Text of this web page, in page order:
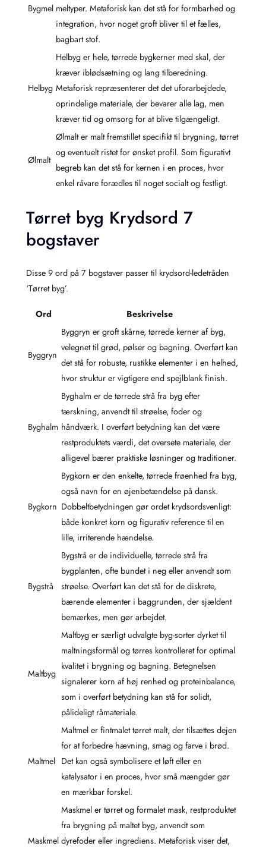
Bygmel meltyper. Metaforisk kan det stå for formbarhed og
integration, hvor noget groft bliver til et fælles,
bagbart stof.
Helbyg
Helbyg er hele, tørrede bygkerner med skal, der
kræver iblødsætning og lang tilberedning.
Metaforisk repræsenterer det det uforarbejdede,
oprindelige materiale, der bevarer alle lag, men
kræver tid og omsorg for at blive tilgængeligt.
Ølmalt
Ølmalt er malt fremstillet specifikt til brygning, tørret
og eventuelt ristet for ønsket profil. Som figurativt
begreb kan det stå for kernen i en proces, hvor
enkel råvare forædles til noget socialt og festligt.
Tørret byg Krydsord 7
bogstaver
Disse 9 ord på 7 bogstaver passer til krydsord-ledetråden
‘Tørret byg’.
Ord Beskrivelse
Byggryn
Byggryn er groft skårne, tørrede kerner af byg,
velegnet til grød, pølser og bagning. Overført kan
det stå for robuste, rustikke elementer i en helhed,
hvor struktur er vigtigere end spejlblank finish.
Byghalm
Byghalm er de tørrede strå fra byg efter
tærskning, anvendt til strøelse, foder og
håndværk. I overført betydning kan det være
restproduktets værdi, det oversete materiale, der
alligevel bærer praktiske løsninger og traditioner.
Bygkorn
Bygkorn er den enkelte, tørrede frøenhed fra byg,
også navn for en øjenbetændelse på dansk.
Dobbeltbetydningen gør ordet krydsordsvenligt:
både konkret korn og figurativ reference til en
lille, irriterende hændelse.
Bygstrå
Bygstrå er de individuelle, tørrede strå fra
bygplanten, ofte bundet i neg eller anvendt som
strøelse. Overført kan det stå for de diskrete,
bærende elementer i baggrunden, der sjældent
bemærkes, men gør arbejdet.
Maltbyg
Maltbyg er særligt udvalgte byg-sorter dyrket til
maltningsformål og tørres kontrolleret for optimal
kvalitet i brygning og bagning. Betegnelsen
signalerer korn af høj renhed og proteinbalance,
som i overført betydning kan stå for solidt,
pålideligt råmateriale.
Maltmel
Maltmel er fintmalet tørret malt, der tilsættes dejen
for at forbedre hævning, smag og farve i brød.
Det kan også symbolisere et løft eller en
katalysator i en proces, hvor små mængder gør
en mærkbar forskel.
Maskmel
Maskmel er tørret og formalet mask, restproduktet
fra brygning på maltet byg, anvendt som
dyrefoder eller ingrediens. Metaforisk viser det,